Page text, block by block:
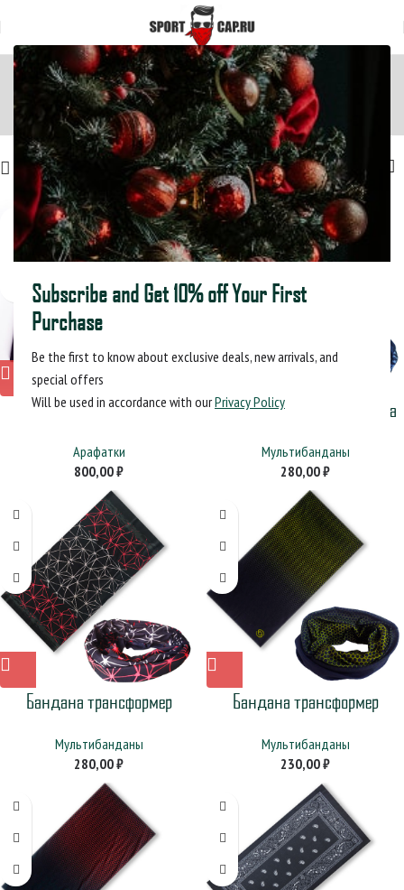
Subscribe and Get 10% off Your First
Purchase
Be the first to know about exclusive deals, new arrivals, and
special offers
Will be used in accordance with ourPrivacy Policy
Главная Товар Цвет Черный
Черный
Filters
Арафатка черная
Арафатки
800,00₽
Байкерская мультибандана
Мультибанданы
280,00₽
Бандана трансформер
Мультибанданы
280,00₽
Бандана трансформер
Мультибанданы
230,00₽